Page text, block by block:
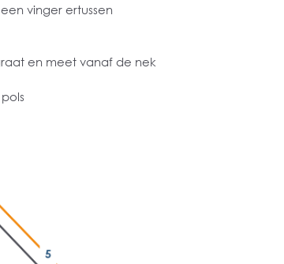
vinger ertussen
en meet vanaf de nek